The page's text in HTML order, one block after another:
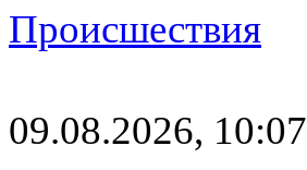
Происшествия
09.08.2026, 10:07